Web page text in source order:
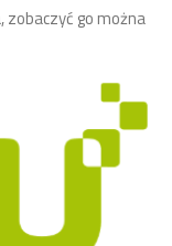
zobaczyć go można